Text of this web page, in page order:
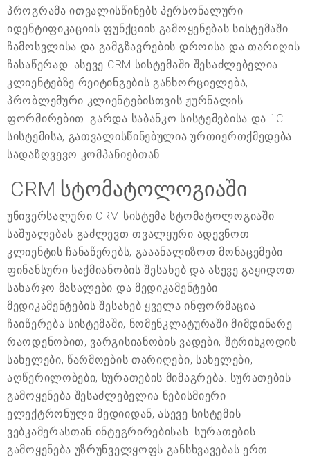
პროგრამა ითვალისწინებს პერსონალური
იდენტიფიკაციის ფუნქციის გამოყენებას სისტემაში
ჩამოსვლისა და გამგზავრების დროისა და თარიღის
ჩასაწერად. ასევე CRM სისტემაში შესაძლებელია
კლიენტებზე რეიტინგების განხორციელება,
პრობლემური კლიენტებისთვის ჟურნალის
ფორმირებით. გარდა საბანკო სისტემებისა და 1C
სისტემისა, გათვალისწინებულია ურთიერთქმედება
სადაზღვევო კომპანიებთან.
CRM სტომატოლოგიაში
უნივერსალური CRM სისტემა სტომატოლოგიაში
საშუალებას გაძლევთ თვალყური ადევნოთ
კლიენტის ჩანაწერებს, გააანალიზოთ მონაცემები
ფინანსური საქმიანობის შესახებ და ასევე გაყიდოთ
სახარჯო მასალები და მედიკამენტები.
მედიკამენტების შესახებ ყველა ინფორმაცია
ჩაიწერება სისტემაში, ნომენკლატურაში მიმდინარე
რაოდენობით, ვარგისიანობის ვადები, შტრიხკოდის
სახელები, წარმოების თარიღები, სახელები,
აღწერილობები, სურათების მიმაგრება. სურათების
გამოყენება შესაძლებელია ნებისმიერი
ელექტრონული მედიიდან, ასევე სისტემის
ვებკამერასთან ინტეგრირებისას. სურათების
გამოყენება უზრუნველყოფს განსხვავებას ერთ